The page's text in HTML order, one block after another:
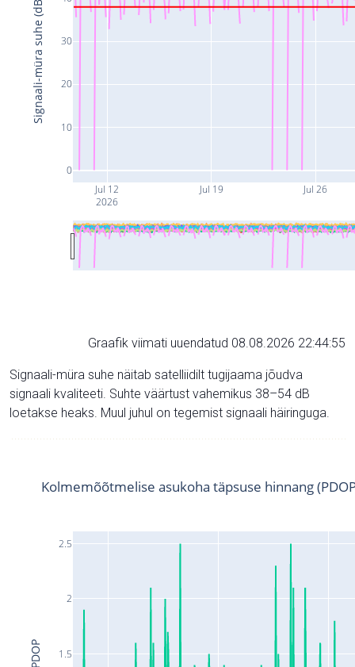
Jul 12
2026
Jul 19 Jul 26
0
10
20
30
Signaali-müra suhe (dB)
Graafik viimati uuendatud 08.08.2026 22:44:55
Signaali-müra suhe näitab satelliidilt tugijaama jõudva
signaali kvaliteeti. Suhte väärtust vahemikus 38–54 dB
loetakse heaks. Muul juhul on tegemist signaali häiringuga.
1.5
2
2.5
Kolmemõõtmelise asukoha täpsuse hinnang
PDOP